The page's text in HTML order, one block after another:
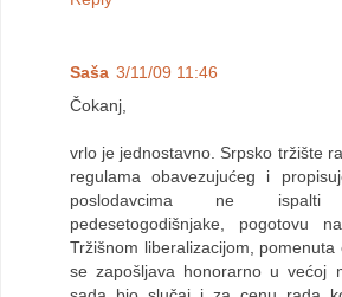
Saša 3/11/09 11:46
Čokanj,
vrlo je jednostavno. Srpsko tržište
regulama obavezujućeg i
poslodavcima ne ispalti
pedesetogodišnjake, pogotovu
Tržišnom liberalizacijom,
se zapošljava honorarno u većoj